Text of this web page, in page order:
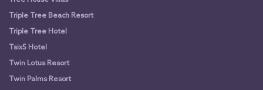
Triple Tree Beach Resort
Triple Tree Hotel
Tsix5 Hotel
Twin Lotus Resort
Twin Palms Resort